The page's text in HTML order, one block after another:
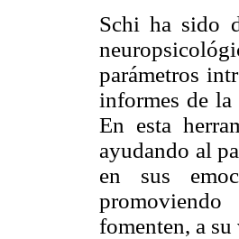
Schi ha sido
parámetros
informes de
En esta
ayudando al
en sus
fomenten, a